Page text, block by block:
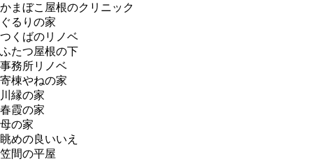
かまぼこ屋根のクリニック
ぐるりの家
つくばのリノベ
ふたつ屋根の下
事務所リノベ
寄棟やねの家
川縁の家
春霞の家
母の家
眺めの良いいえ
笠間の平屋